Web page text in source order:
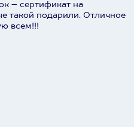
– сертификат на
такой подарили. Отличное
всем!!!